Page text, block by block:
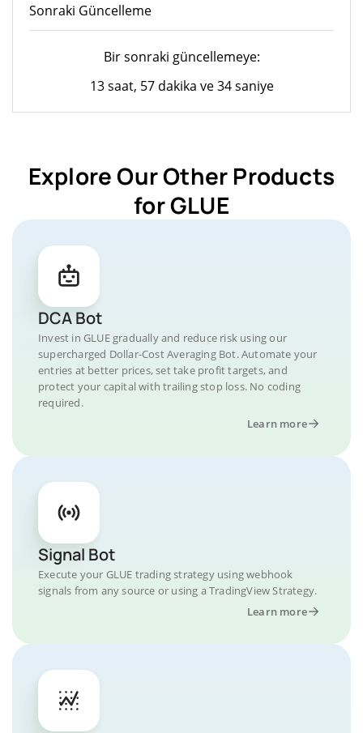
Sonraki Güncelleme
Bir sonraki güncellemeye:
13 saat, 57 dakika ve 34 saniye
Explore Our Other Products
for GLUE
DCA Bot
Invest in GLUE gradually and reduce risk using our
supercharged Dollar-Cost Averaging Bot. Automate your
entries at better prices, set take profit targets, and
protect your capital with trailing stop loss. No coding
required.
Learn more
Signal Bot
Execute your GLUE trading strategy using webhook
signals from any source or using a TradingView Strategy.
Learn more